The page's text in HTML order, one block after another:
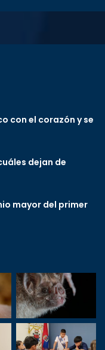
con el corazón y se
dejan de
mayor del primer